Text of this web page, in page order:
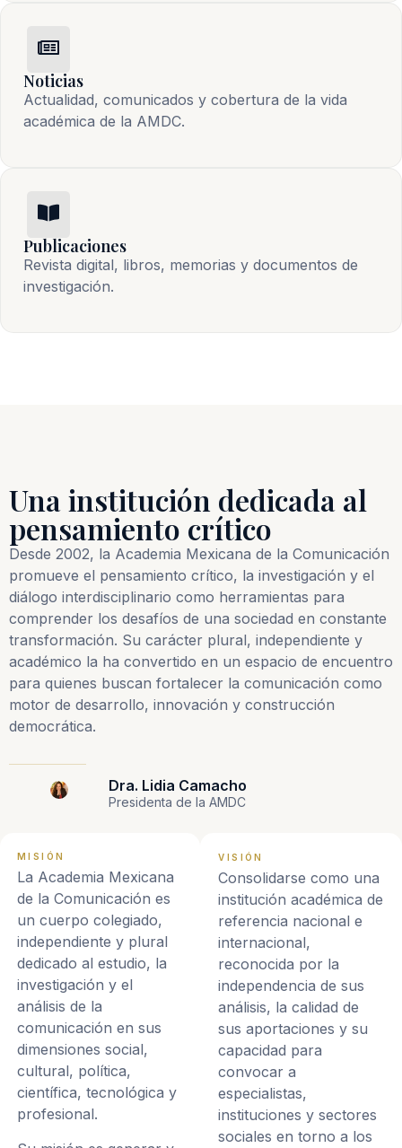
Noticias
Actualidad, comunicados y cobertura de la vida
académica de la AMDC.
Publicaciones
Revista digital, libros, memorias y documentos de
investigación.
Una institución dedicada al
pensamiento crítico
Desde 2002, la Academia Mexicana de la Comunicación
promueve el pensamiento crítico, la investigación y el
diálogo interdisciplinario como herramientas para
comprender los desafíos de una sociedad en constante
transformación. Su carácter plural, independiente y
académico la ha convertido en un espacio de encuentro
para quienes buscan fortalecer la comunicación como
motor de desarrollo, innovación y construcción
democrática.
Dra. Lidia Camacho
Presidenta de la AMDC
MISIÓN
La Academia Mexicana
de la Comunicación es
un cuerpo colegiado,
independiente y plural
dedicado al estudio, la
investigación y el
análisis de la
comunicación en sus
dimensiones social,
cultural, política,
científica, tecnológica y
profesional.
VISIÓN
Consolidarse como una
institución académica de
referencia nacional e
internacional,
reconocida por la
independencia de sus
análisis, la calidad de
sus aportaciones y su
capacidad para
convocar a
especialistas,
instituciones y sectores
sociales en torno a los